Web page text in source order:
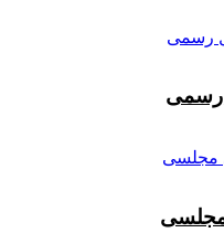
رسمی
مجلسی